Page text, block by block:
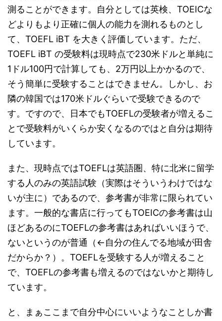
測ることができます。自分としては英検、TOEICな
どよりもより正確に個人の能力を測れるものとし
て、TOEFL iBT を大きく評価しています。ただ、
TOEFL iBT の受験料は現時点で230米ドルと単純に
1ドル100円で計算しても、2万円以上かかるので、
そう簡単に受験することはできません。しかし、お
隣の韓国では170米ドルぐらいで受験できるので
す。ですので、日本でもTOEFLの受験者が増えるこ
とで受験料がいくらか安くなるのではと自分は期待
しています。
また、現時点ではTOEFLは英語圏、特に北米に留学
する人のみの英語試験（実際はそういうわけではな
いが主に）であるので、参考書が非常に限られてい
ます。一般的な書店に行ってもTOEICの参考書は山
ほどあるのにTOEFLの参考書はあればいいほうで、
ないというのが普通（←自分の住んでる地域が田舎
だからか？）。TOEFLを受験する人が増えること
で、TOEFLの参考書も増えるのではないかと期待し
ています。
と、まぁここまで自分中心にいいようなことしか書